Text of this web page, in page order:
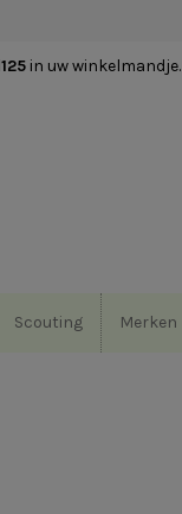
in uw winkelmandje.
Scouting Merken